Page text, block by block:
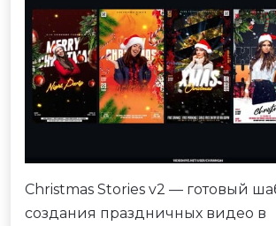
Christmas Stories v2 — готовый
создания праздничных видео в